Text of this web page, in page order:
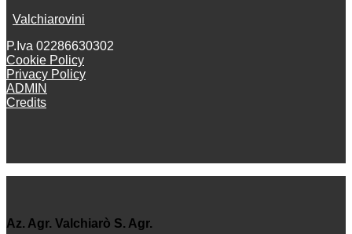
Valchiarovini
P.Iva 02286630302
Cookie Policy
Privacy Policy
ADMIN
Credits
Az. Agr. Valchiarò S. Agr.